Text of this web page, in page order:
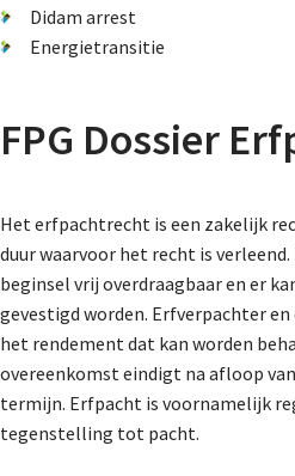
Didam arrest
Energietransitie
FPG Dossier
Het erfpachtrecht is een zakelijk
duur waarvoor het recht is
beginsel vrij overdraagbaar en er
gevestigd worden. Erfverpachter
het rendement dat kan worden
overeenkomst eindigt na afloop
termijn. Erfpacht is voornamelijk
tegenstelling tot pacht.